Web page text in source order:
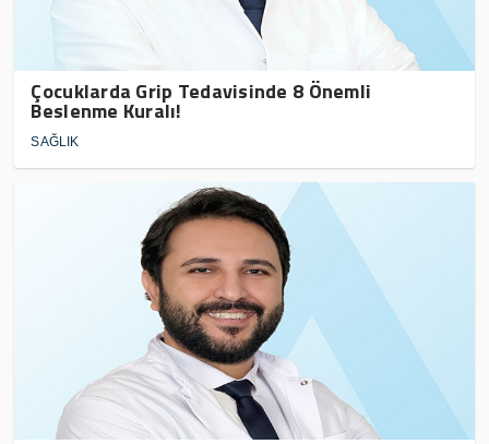
Çocuklarda Grip Tedavisinde 8 Önemli
Beslenme Kuralı!
SAĞLIK